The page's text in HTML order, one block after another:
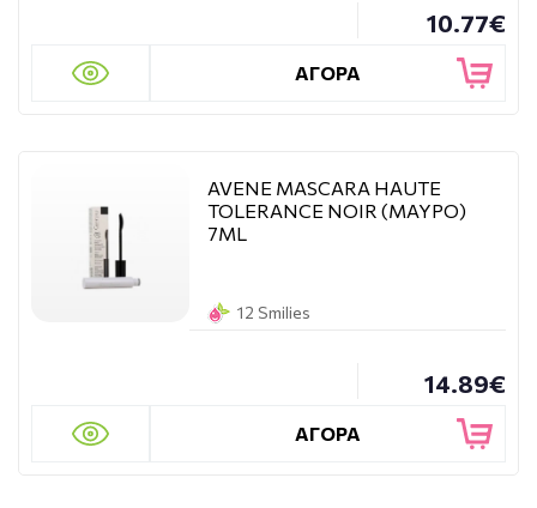
10.77€
ΑΓΟΡΑ
AVENE MASCARA HAUTE
TOLERANCE NOIR (ΜΑΥΡΟ)
7ML
12 Smilies
14.89€
ΑΓΟΡΑ